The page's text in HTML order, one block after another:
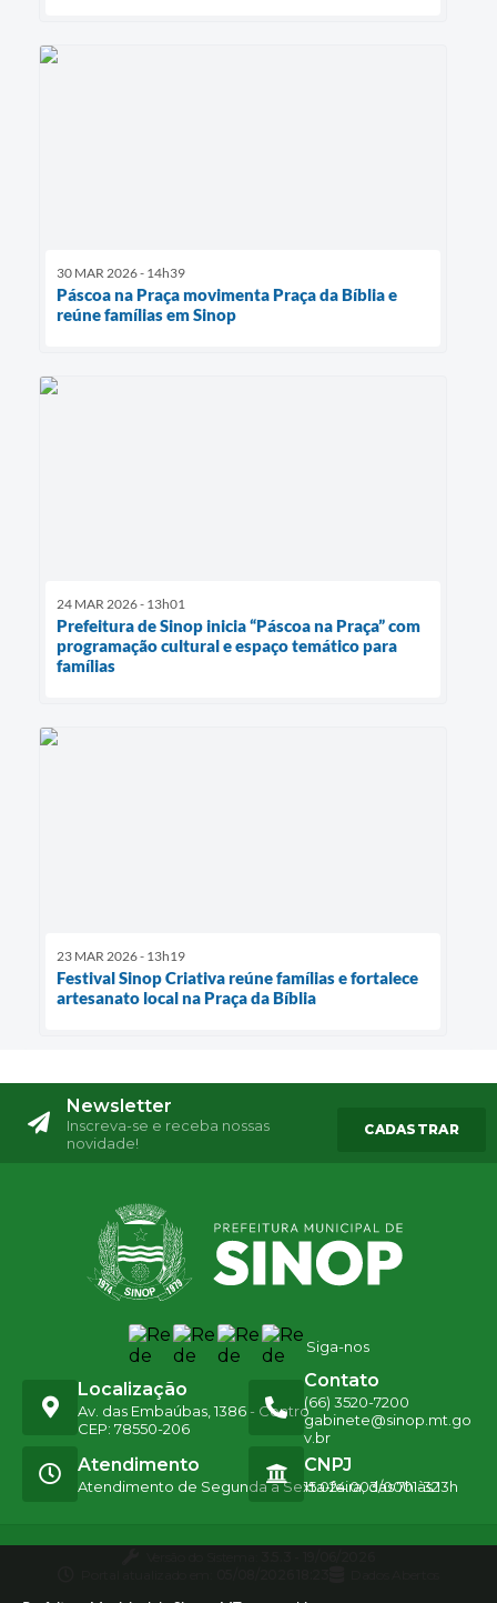
30 MAR 2026 - 14h39
Páscoa na Praça movimenta Praça da Bíblia e
reúne famílias em Sinop
24 MAR 2026 - 13h01
Prefeitura de Sinop inicia “Páscoa na Praça” com
programação cultural e espaço temático para
famílias
23 MAR 2026 - 13h19
Festival Sinop Criativa reúne famílias e fortalece
artesanato local na Praça da Bíblia
Newsletter
Inscreva-se e receba nossas
novidade!
CADASTRAR
Siga-nos
Localização
Av. das Embaúbas, 1386 - Centro
CEP: 78550-206
Contato
(66) 3520-7200
gabinete@sinop.mt.go
v.br
Atendimento
Atendimento de Segunda a Sexta-feira, das 7h às 13h
CNPJ
15.024.003/0001-32